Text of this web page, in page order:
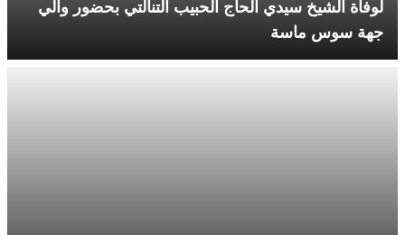
لوفاة الشيخ سيدي الحاج الحبيب التنالتي بحضور والي
جهة سوس ماسة